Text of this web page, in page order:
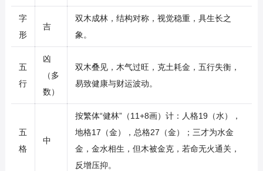
字
形
吉
双木成林，结构对称，视觉稳重，具生长之
象。
五
行
凶
（多
数）
双木叠见，木气过旺，克土耗金，五行失衡，
易致健康与财运波动。
五
格
中
按繁体“健林”（11+8画）计：人格19（水），
地格17（金），总格27（金）；三才为水金
金，金水相生，但木被金克，若命无火通关，
反增压抑。